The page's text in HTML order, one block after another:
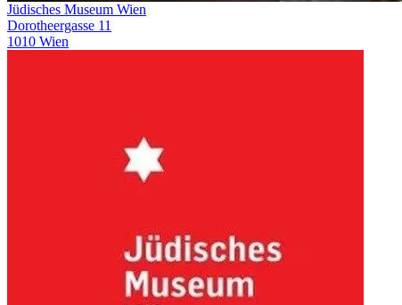
Jüdisches Museum Wien
Dorotheergasse 11
1010 Wien